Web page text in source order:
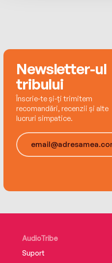
Newsletter-ul
tribului
Înscrie-te și-ți trimitem
recomandări, recenzii și alte
lucruri simpatice.
AudioTribe
Suport